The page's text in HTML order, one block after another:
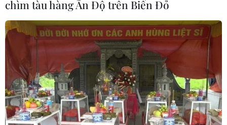
chìm tàu hàng Ấn Độ trên Biển Đỏ